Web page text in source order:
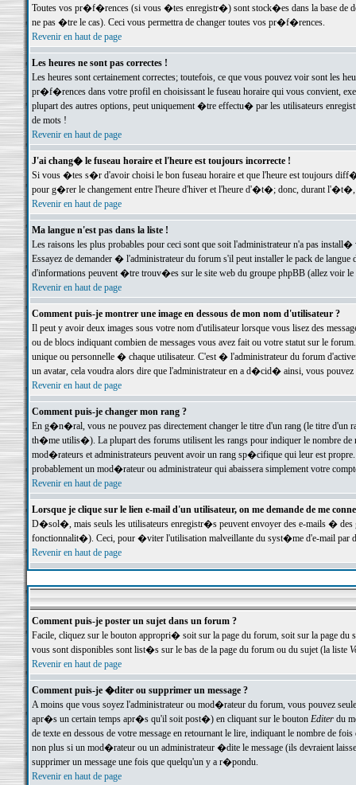
Toutes vos pr�f�rences (si vous �tes enregistr�) sont stock�es dans la base de
ne pas �tre le cas). Ceci vous permettra de changer toutes vos pr�f�rences.
Revenir en haut de page
Les heures ne sont pas correctes !
Les heures sont certainement correctes; toutefois, ce que vous pouvez voir sont
pr�f�rences dans votre profil en choisissant le fuseau horaire qui vous convient,
plupart des autres options, peut uniquement �tre effectu� par les utilisateurs
de mots !
Revenir en haut de page
J'ai chang� le fuseau horaire et l'heure est toujours incorrecte !
Si vous �tes s�r d'avoir choisi le bon fuseau horaire et que l'heure est toujours
pour g�rer le changement entre l'heure d'hiver et l'heure d'�t�; donc, durant
Revenir en haut de page
Ma langue n'est pas dans la liste !
Les raisons les plus probables pour ceci sont que soit l'administrateur n'a pas
Essayez de demander � l'administrateur du forum s'il peut installer le pack de
d'informations peuvent �tre trouv�es sur le site web du groupe phpBB (allez voir le
Revenir en haut de page
Comment puis-je montrer une image en dessous de mon nom d'utilisateur ?
Il peut y avoir deux images sous votre nom d'utilisateur lorsque vous lisez des
ou de blocs indiquant combien de messages vous avez fait ou votre statut sur le
unique ou personnelle � chaque utilisateur. C'est � l'administrateur du forum
un avatar, cela voudra alors dire que l'administrateur en a d�cid� ainsi, vous
Revenir en haut de page
Comment puis-je changer mon rang ?
En g�n�ral, vous ne pouvez pas directement changer le titre d'un rang (le titre d'un
th�me utilis�). La plupart des forums utilisent les rangs pour indiquer le nombre de
mod�rateurs et administrateurs peuvent avoir un rang sp�cifique qui leur est
probablement un mod�rateur ou administrateur qui abaissera simplement votre
Revenir en haut de page
Lorsque je clique sur le lien e-mail d'un utilisateur, on me demande de me
D�sol�, mais seuls les utilisateurs enregistr�s peuvent envoyer des e-mails �
fonctionnalit�). Ceci, pour �viter l'utilisation malveillante du syst�me d'e-mail par
Revenir en haut de page
Comment puis-je poster un sujet dans un forum ?
Facile, cliquez sur le bouton appropri� soit sur la page du forum, soit sur la page du
vous sont disponibles sont list�s sur le bas de la page du forum ou du sujet (la liste
Revenir en haut de page
Comment puis-je �diter ou supprimer un message ?
A moins que vous soyez l'administrateur ou mod�rateur du forum, vous pouvez
apr�s un certain temps apr�s qu'il soit post�) en cliquant sur le bouton Editerdu
de texte en dessous de votre message en retournant le lire, indiquant le nombre
non plus si un mod�rateur ou un administrateur �dite le message (ils devraient
supprimer un message une fois que quelqu'un y a r�pondu.
Revenir en haut de page